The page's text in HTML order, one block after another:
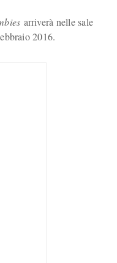
arriverà nelle sale
2016.